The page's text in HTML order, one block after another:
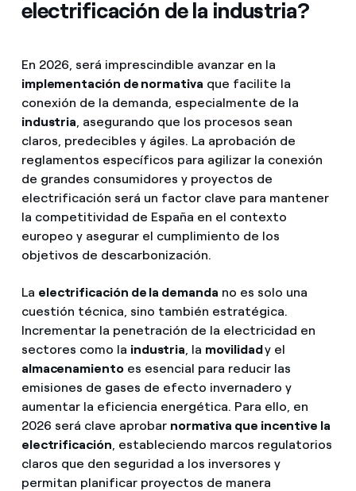
electrificación de la industria?
En 2026, será imprescindible avanzar en la
implementación de normativa que facilite la
conexión de la demanda, especialmente de la
industria, asegurando que los procesos sean
claros, predecibles y ágiles. La aprobación de
reglamentos específicos para agilizar la conexión
de grandes consumidores y proyectos de
electrificación será un factor clave para mantener
la competitividad de España en el contexto
europeo y asegurar el cumplimiento de los
objetivos de descarbonización.
La electrificación de la demanda no es solo una
cuestión técnica, sino también estratégica.
Incrementar la penetración de la electricidad en
sectores como la industria, la movilidady el
almacenamientoes esencial para reducir las
emisiones de gases de efecto invernadero y
aumentar la eficiencia energética. Para ello, en
2026 será clave aprobar normativa que incentive la
electrificación, estableciendo marcos regulatorios
claros que den seguridad a los inversores y
permitan planificar proyectos de manera